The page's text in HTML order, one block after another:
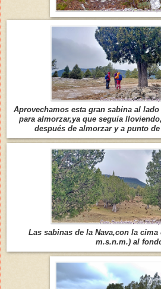
Aprovechamos esta gran sabina al
para almorzar,ya que seguía
después de almorzar y a punto
Las sabinas de la Nava,con la cima
m.s.n.m.) al